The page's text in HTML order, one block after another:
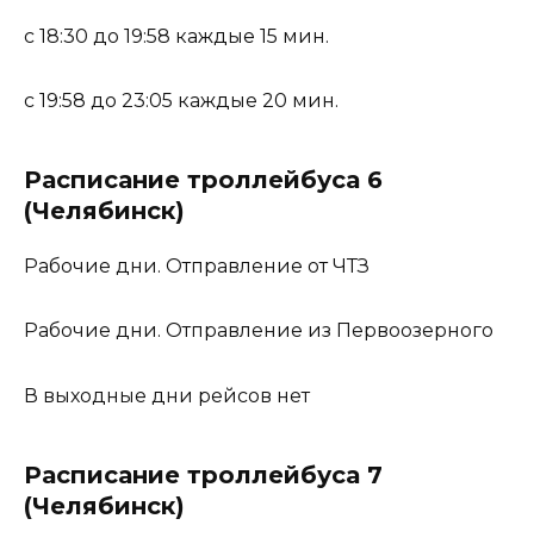
с 18:30 до 19:58 каждые 15 мин.
с 19:58 до 23:05 каждые 20 мин.
Расписание троллейбуса 6
(Челябинск)
Рабочие дни. Отправление от ЧТЗ
Рабочие дни. Отправление из Первоозерного
В выходные дни рейсов нет
Расписание троллейбуса 7
(Челябинск)